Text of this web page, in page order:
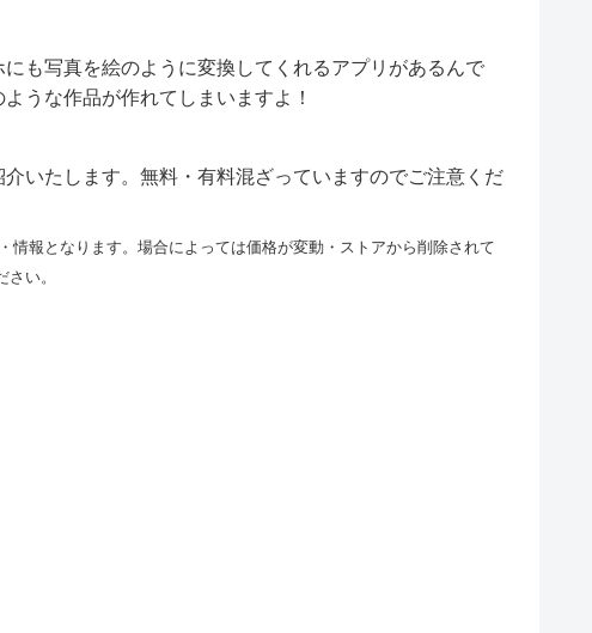
も写真を絵のように変換してくれるアプリがあるんで
うな作品が作れてしまいますよ！
介いたします。無料・有料混ざっていますのでご注意くだ
報となります。場合によっては価格が変動・ストアから削除されて
い。